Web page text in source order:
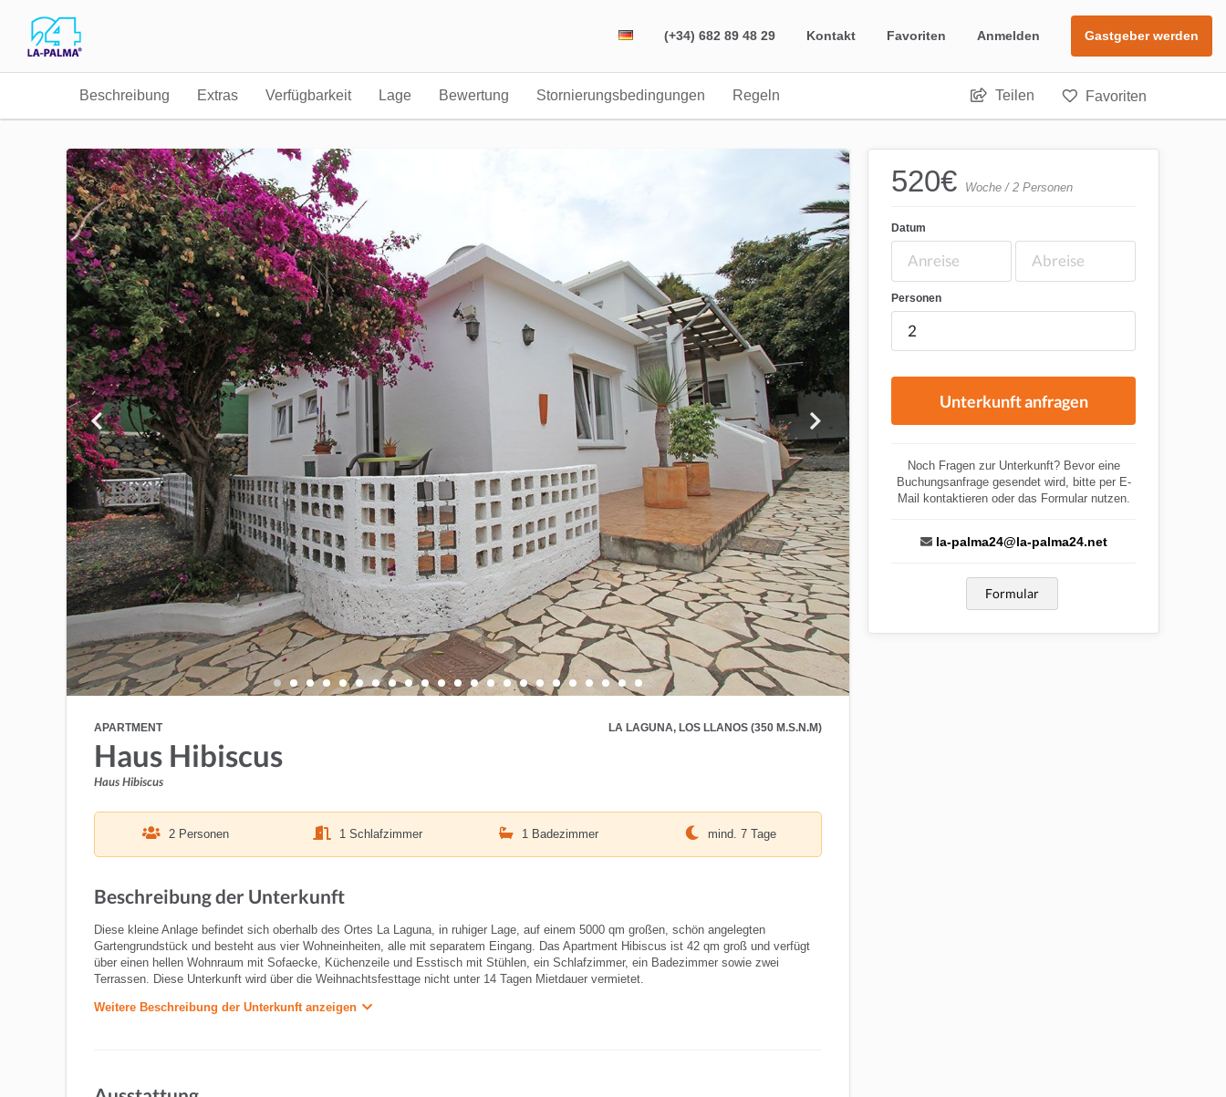
(+34) 682 89 48 29 Kontakt Favoriten Anmelden Gastgeber werden
Beschreibung Extras Verfügbarkeit Lage Bewertung Stornierungsbedingungen Regeln Teilen Favoriten
APARTMENT LA LAGUNA, LOS LLANOS (350 M.S.N.M)
Haus Hibiscus
Haus Hibiscus
2 Personen 1 Schlafzimmer 1 Badezimmer mind. 7 Tage
Beschreibung der Unterkunft
Diese kleine Anlage befindet sich oberhalb des Ortes La Laguna, in ruhiger Lage, auf einem 5000 qm großen, schön angelegten
Gartengrundstück und besteht aus vier Wohneinheiten, alle mit separatem Eingang. Das Apartment Hibiscus ist 42 qm groß und verfügt
über einen hellen Wohnraum mit Sofaecke, Küchenzeile und Esstisch mit Stühlen, ein Schlafzimmer, ein Badezimmer sowie zwei
Terrassen. Diese Unterkunft wird über die Weihnachtsfesttage nicht unter 14 Tagen Mietdauer vermietet.
Weitere Beschreibung der Unterkunft anzeigen
520€ Woche / 2 Personen
Datum
Personen
Unterkunft anfragen
Noch Fragen zur Unterkunft? Bevor eine
Buchungsanfrage gesendet wird, bitte per E-
Mail kontaktieren oder das Formular nutzen.
la-palma24@la-palma24.net
Formular